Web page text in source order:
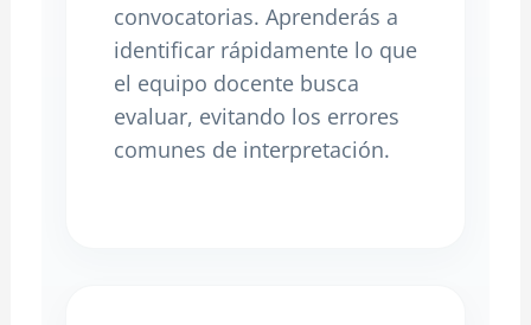
convocatorias. Aprenderás a
identificar rápidamente lo que
el equipo docente busca
evaluar, evitando los errores
comunes de interpretación.